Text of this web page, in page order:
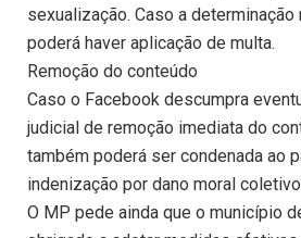
sexualização. Caso a determinação
poderá haver aplicação de multa.
Remoção do conteúdo
Caso o Facebook descumpra
judicial de remoção imediata do
também poderá ser condenada ao
indenização por dano moral
O MP pede ainda que o município